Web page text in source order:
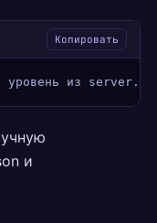
Копировать
из
и